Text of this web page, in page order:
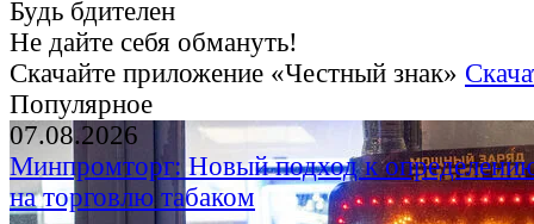
Будь бдителен
Не дайте себя обмануть!
Скачайте приложение «Честный знак»
Популярное
07.08.2026
Минпромторг: Новый подход к
на торговлю табаком